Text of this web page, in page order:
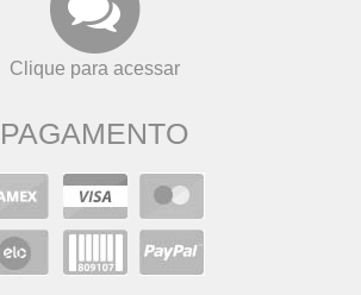
Clique para acessar
PAGAMENTO